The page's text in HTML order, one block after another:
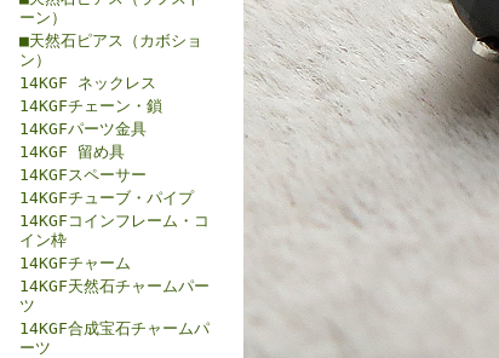
ーン）
■天然石ピアス（カボショ
ン）
14KGF ネックレス
14KGFチェーン・鎖
14KGFパーツ金具
14KGF 留め具
14KGFスペーサー
14KGFチューブ・パイプ
14KGFコインフレーム・コ
イン枠
14KGFチャーム
14KGF天然石チャームパー
ツ
14KGF合成宝石チャームパ
ーツ